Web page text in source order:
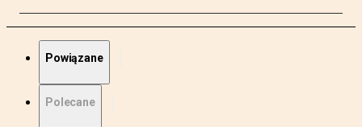
Powiązane
Polecane